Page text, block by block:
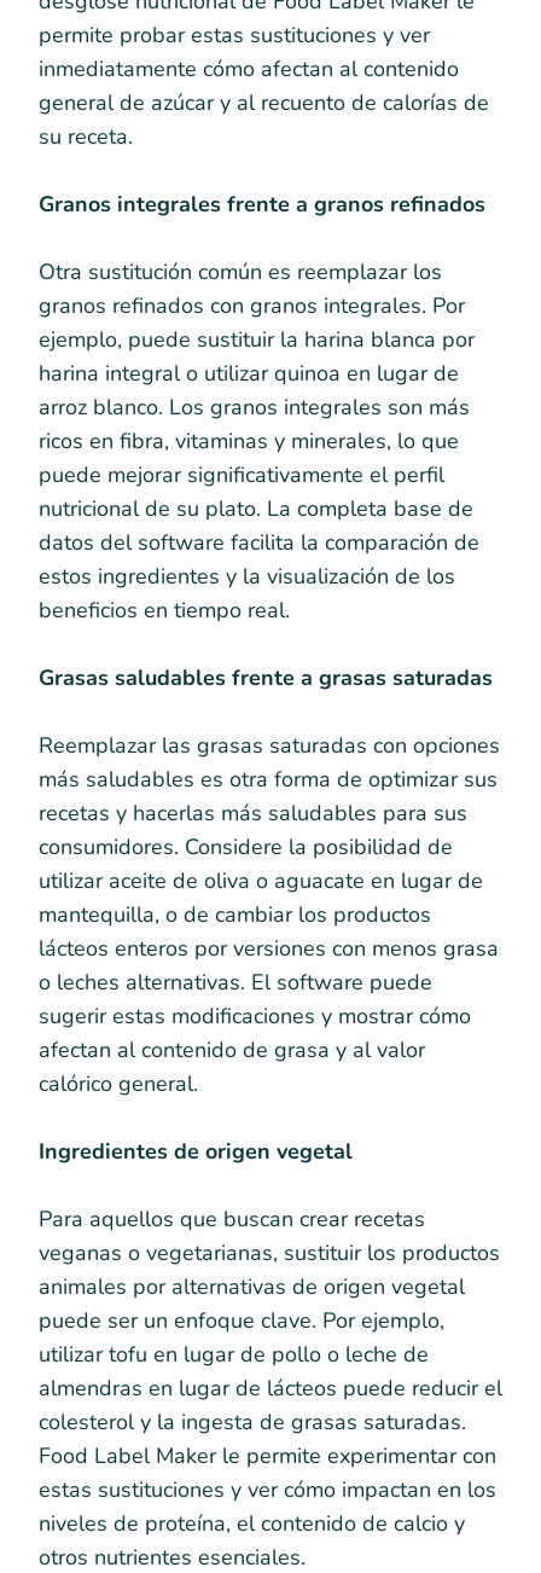
permite probar estas sustituciones y ver
inmediatamente cómo afectan al contenido
general de azúcar y al recuento de calorías de
su receta.
Granos integrales frente a granos refinados
Otra sustitución común es reemplazar los
granos refinados con granos integrales. Por
ejemplo, puede sustituir la harina blanca por
harina integral o utilizar quinoa en lugar de
arroz blanco. Los granos integrales son más
ricos en fibra, vitaminas y minerales, lo que
puede mejorar significativamente el perfil
nutricional de su plato. La completa base de
datos del software facilita la comparación de
estos ingredientes y la visualización de los
beneficios en tiempo real.
Grasas saludables frente a grasas saturadas
Reemplazar las grasas saturadas con opciones
más saludables es otra forma de optimizar sus
recetas y hacerlas más saludables para sus
consumidores. Considere la posibilidad de
utilizar aceite de oliva o aguacate en lugar de
mantequilla, o de cambiar los productos
lácteos enteros por versiones con menos grasa
o leches alternativas. El software puede
sugerir estas modificaciones y mostrar cómo
afectan al contenido de grasa y al valor
calórico general.
Ingredientes de origen vegetal
Para aquellos que buscan crear recetas
veganas o vegetarianas, sustituir los productos
animales por alternativas de origen vegetal
puede ser un enfoque clave. Por ejemplo,
utilizar tofu en lugar de pollo o leche de
almendras en lugar de lácteos puede reducir el
colesterol y la ingesta de grasas saturadas.
Food Label Maker le permite experimentar con
estas sustituciones y ver cómo impactan en los
niveles de proteína, el contenido de calcio y
otros nutrientes esenciales.